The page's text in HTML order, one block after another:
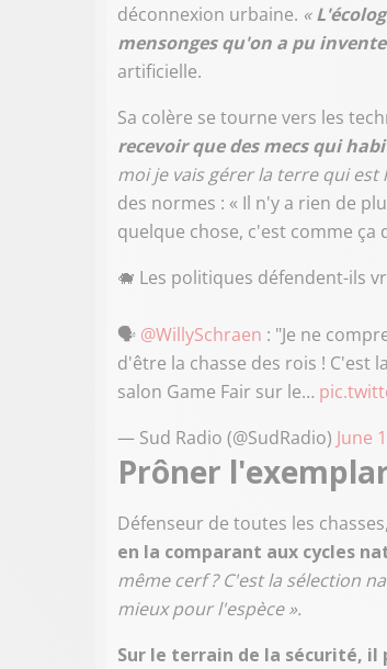
déconnexion urbaine. «
mensonges qu'on a pu
artificielle.
Sa colère se tourne vers les
recevoir que des mecs qui
moi je vais gérer la terre qui est
des normes : « Il n'y a rien de
quelque chose, c'est comme ça
🐗 Les politiques défendent-ils
🗣️ @WillySchraen : "Je ne
d'être la chasse des rois ! C'est
salon Game Fair sur le…
— Sud Radio (@SudRadio) June
Prôner
Défenseur de toutes les
en la comparant aux cycles
même cerf ? C'est la sélection
mieux pour l'espèce ».
Sur le terrain de la sécurité,